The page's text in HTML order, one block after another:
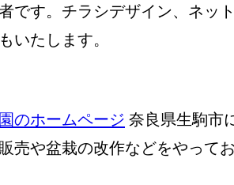
です。チラシデザイン、ネッ
いたします。
のホームページ 奈良県生駒市
売や盆栽の改作などをやって